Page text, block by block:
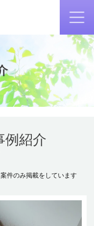
例紹介
件のみ掲載をしています